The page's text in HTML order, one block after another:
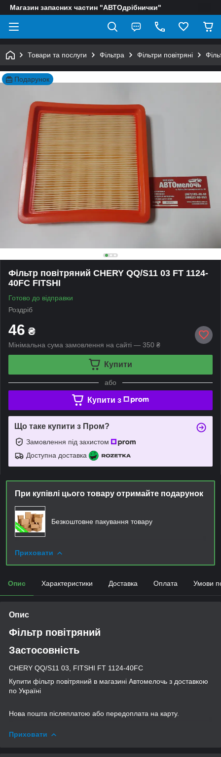
Магазин запасних частин "АВТОдрібнички"
Товари та послуги Фільтра Фільтри повітряні
Подарунок
Фільтр повітряний CHERY QQ/S11 03 FT 1124-
40FC FITSHI
Готово до відправки
Роздріб
46 ₴
Мінімальна сума замовлення на сайті — 350 ₴
Купити
або
Купити з
Що таке купити з Пром?
Замовлення під захистом
Доступна доставка
При купівлі цього товару отримайте подарунок
Безкоштовне пакування товару
Приховати
Опис Характеристики Доставка Оплата Умови
Опис
Фільтр повітряний
Застосовність
CHERY QQ/S11 03, FITSHI FT 1124-40FC
Купити фільтр повітряний в магазині Автомелочь з доставкою
по Україні
Нова пошта післяплатою або передоплата на карту.
Приховати